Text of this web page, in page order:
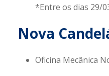
*Entre os dias 29/
Nova
Oficina Mecânica